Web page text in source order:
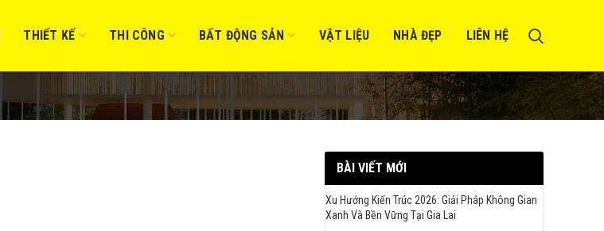
THIẾT KẾ THI CÔNG BẤT ĐỘNG SẢN VẬT LIỆU NHÀ ĐẸP LIÊN HỆ
BÀI VIẾT MỚI
Xu Hướng Kiến Trúc 2026: Giải Pháp Không Gian
Xanh Và Bền Vững Tại Gia Lai